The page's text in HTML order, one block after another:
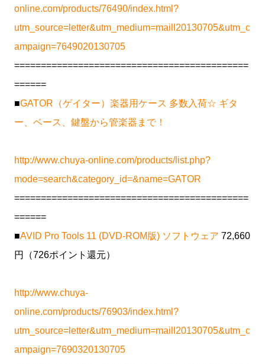
online.com/products/76490/index.html?
utm_source=letter&utm_medium=maill20130705&utm_c
ampaign=7649020130705
============================================
======
■GATOR（ゲイター）楽器用ケース 多数入荷☆ ギタ
ー、ベース、鍵盤から管楽器まで！
http://www.chuya-online.com/products/list.php?
mode=search&category_id=&name=GATOR
============================================
======
■AVID Pro Tools 11 (DVD-ROM版) ソフトウェア 72,660
円（726ポイント還元）
http://www.chuya-
online.com/products/76903/index.html?
utm_source=letter&utm_medium=maill20130705&utm_c
ampaign=7690320130705